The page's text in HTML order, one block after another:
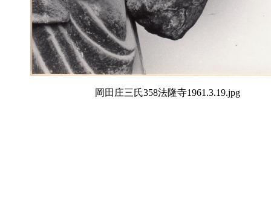
岡田庄三氏358法隆寺1961.3.19.jpg